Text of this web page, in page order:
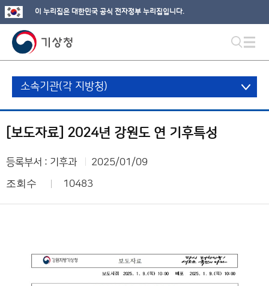
이 누리집은 대한민국 공식 전자정부 누리집입니다.
소속기관(각 지방청)
[보도자료] 2024년 강원도 연 기후특성
등록부서 : 기후과 2025/01/09
조회수 10483